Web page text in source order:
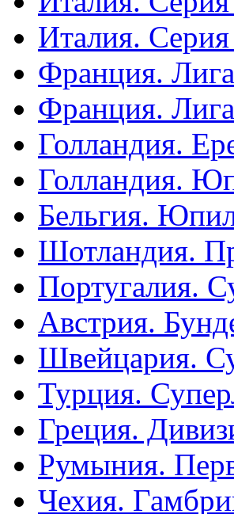
Италия.
Франция.
Франция.
Голландия.
Голландия.
Бельгия.
Шотландия.
Португалия.
Австрия.
Швейцария.
Турция.
Греция.
Румыния.
Чехия.